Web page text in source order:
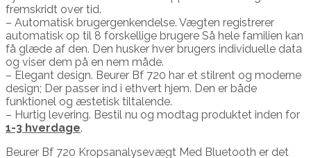
fremskridt over tid.
– Automatisk brugergenkendelse. Vægten registrerer
automatisk op til 8 forskellige brugere Så hele familien kan
få glæde af den. Den husker hver brugers individuelle data
og viser dem på en nem måde.
– Elegant design. Beurer Bf 720 har et stilrent og moderne
design; Der passer ind i ethvert hjem. Den er både
funktionel og æstetisk tiltalende.
– Hurtig levering. Bestil nu og modtag produktet inden for
1-3 hverdage.
Beurer Bf 720 Kropsanalysevægt Med Bluetooth er det